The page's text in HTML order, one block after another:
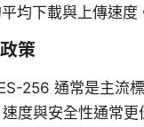
均下載與上傳速度
策
256 通常是主流
度與安全性通常更